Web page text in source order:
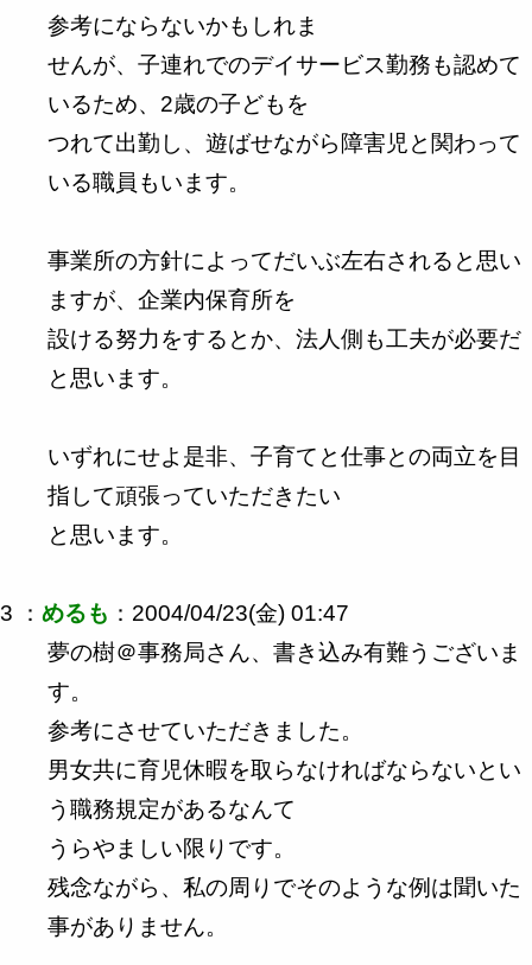
参考にならないかもしれま
せんが、子連れでのデイサービス勤務も認めて
いるため、2歳の子どもを
つれて出勤し、遊ばせながら障害児と関わって
いる職員もいます。
事業所の方針によってだいぶ左右されると思い
ますが、企業内保育所を
設ける努力をするとか、法人側も工夫が必要だ
と思います。
いずれにせよ是非、子育てと仕事との両立を目
指して頑張っていただきたい
と思います。
3 ： めるも ：2004/04/23(金) 01:47
夢の樹＠事務局さん、書き込み有難うございま
す。
参考にさせていただきました。
男女共に育児休暇を取らなければならないとい
う職務規定があるなんて
うらやましい限りです。
残念ながら、私の周りでそのような例は聞いた
事がありません。